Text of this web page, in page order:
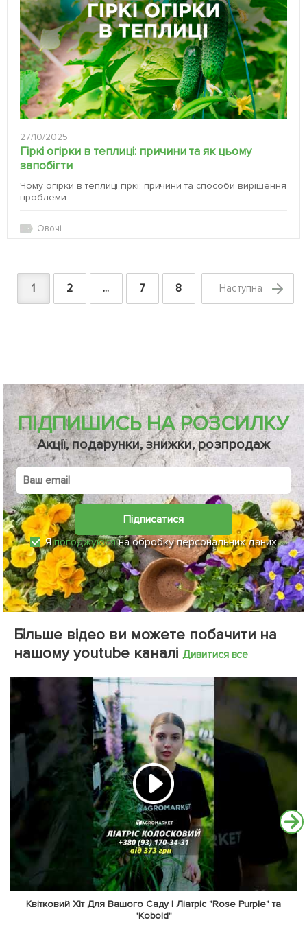
27/10/2025
Гіркі огірки в теплиці: причини та як цьому
запобігти
Чому огірки в теплиці гіркі: причини та способи вирішення
проблеми
Овочі
1 2 ... 7 8 Наступна
ПІДПИШИСЬ НА РОЗСИЛКУ
Акції, подарунки, знижки, розпродаж
Підписатися
Япогоджуюсяна обробку персональних даних
Більше відео ви можете побачити на
нашому youtube каналі Дивитися все
Квітковий Хіт Для Вашого Саду | Ліатріс "Rose Purple" та
"Kobold"